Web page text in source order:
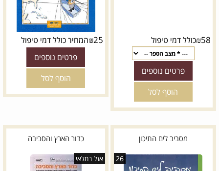
₪58 כולל דמי טיפול
פרטים נוספים
הוסף לסל
₪25 המחיר כולל דמי טיפול
פרטים נוספים
הוסף לסל
מסביב לים התיכון
26
כדור הארץ והסביבה
אזל במלאי